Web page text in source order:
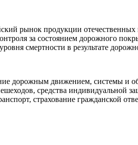
рынок продукции
за состоянием дорожного
смертности в результате
дорожным движением, системы и
средства индивидуальной
страхование гражданской